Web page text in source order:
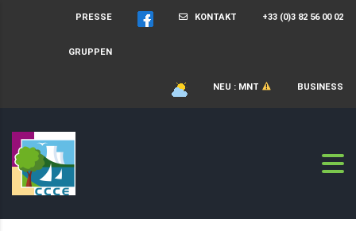
+33 (0)3 82 56 00 02
KONTAKT
PRESSE
GRUPPEN
BUSINESS
NEU : MNT